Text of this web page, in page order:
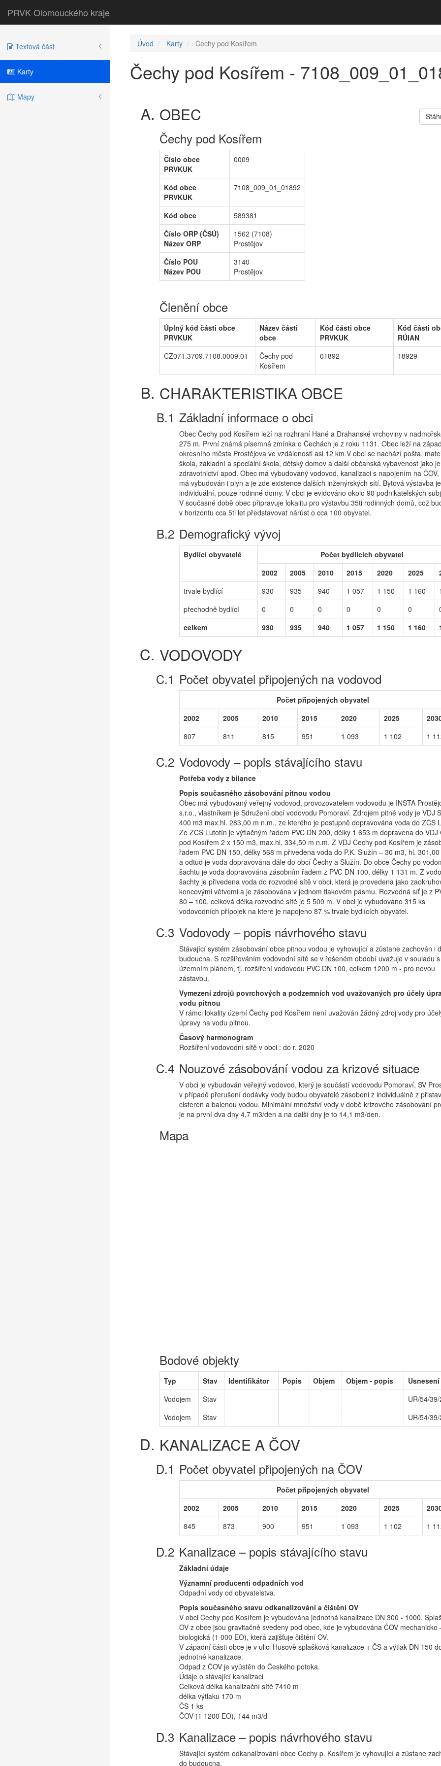
PRVK Olomouckého kraje
Textová část
Karty
Mapy
Úvod Karty Čechy pod Kosířem
Čechy pod Kosířem -
OBEC
Čechy pod Kosířem
Číslo obce
PRVKUK
0009
Kód obce
PRVKUK
7108_009_01_01892
Kód obce
589381
Číslo ORP (ČSÚ)
Název ORP
1562 (7108)
Prostějov
Číslo POU
Název POU
3140
Prostějov
Členění obce
Úplný kód části obce
PRVKUK
Název části
obce
Kód části obce
PRVKUK
Kód části
RÚIAN
CZ071.3709.7108.0009.01
Čechy pod
Kosířem
01892 18929
CHARAKTERISTIKA OBCE
Základní informace o obci
Obec Čechy pod Kosířem leží na rozhraní Hané a Drahanské vrchoviny v
275 m. První známá písemná zmínka o Čechách je z roku 1131. Obec leží na
okresního města Prostějova ve vzdálenosti asi 12 km.V obci se nachází pošta,
škola, základní a speciální škola, dětský domov a další občanská vybavenost jako
zdravotnictví apod. Obec má vybudovaný vodovod, kanalizaci s napojením na
má vybudován i plyn a je zde existence dalších inženýrských sítí. Bytová výstavba je
individuální, pouze rodinné domy. V obci je evidováno okolo 90 podnikatelských
V současné době obec připravuje lokalitu pro výstavbu 35ti rodinných domů, což
v horizontu cca 5ti let představovat nárůst o cca 100 obyvatel.
Demografický vývoj
Bydlící obyvatelé
Počet bydlících obyvatel
2002
2005 2010 2015 2020 2025
trvale bydlící
930 935 940 1 057 1 150 1 160
přechodně bydlící
0 0 0 0 0 0
celkem
930 935 940 1 057 1 150 1 160
VODOVODY
Počet obyvatel připojených na vodovod
Počet připojených obyvatel
2002
2005 2010 2015 2020 2025
807
811 815 951 1 093 1 102 1
Vodovody – popis stávajícího stavu
Potřeba vody z bilance
Popis současného zásobování pitnou vodou
Obec má vybudovaný veřejný vodovod, provozovatelem vodovodu je INSTA
s.r.o., vlastníkem je Sdružení obcí vodovodu Pomoraví. Zdrojem pitné vody je VDJ
400 m3 max.hl. 283,00 m n.m., ze kterého je postupně dopravována voda do ZČS
Ze ZČS Lutotín je výtlačným řadem PVC DN 200, délky 1 653 m dopravena do VDJ
pod Kosířem 2 x 150 m3, max.hl. 334,50 m n.m. Z VDJ Čechy pod Kosířem je
řadem PVC DN 150, délky 568 m přivedena voda do P.K. Služín – 30 m3, hl.
a odtud je voda dopravována dále do obcí Čechy a Služín. Do obce Čechy po
šachtu je voda dopravována zásobním řadem z PVC DN 100, délky 1 131 m. Z
šachty je přivedena voda do rozvodné sítě v obci, která je provedena jako
koncovými větvemi a je zásobována v jednom tlakovém pásmu. Rozvodná síť je z
80 – 100, celková délka rozvodné sítě je 5 500 m. V obci je vybudováno 315 ks
vodovodních přípojek na které je napojeno 87 % trvale bydlících obyvatel.
Vodovody – popis návrhového stavu
Stávající systém zásobování obce pitnou vodou je vyhovující a zůstane zachován i
budoucna. S rozšiřováním vodovodní sítě se v řešeném období uvažuje v souladu s
územním plánem, tj. rozšíření vodovodu PVC DN 100, celkem 1200 m - pro novou
zástavbu.
Vymezení zdrojů povrchových a podzemních vod uvažovaných pro účely
vodu pitnou
V rámci lokality území Čechy pod Kosířem není uvažován žádný zdroj vody pro
úpravy na vodu pitnou.
Časový harmonogram
Rozšíření vodovodní sítě v obci : do r. 2020
Nouzové zásobování vodou za krizové situace
V obci je vybudován veřejný vodovod, který je součástí vodovodu Pomoraví, SV
v případě přerušení dodávky vody budou obyvatelé zásobeni z individuálně z
cisteren a balenou vodou. Minimální množství vody v době krizového zásobování
je na první dva dny 4,7 m3/den a na další dny je to 14,1 m3/den.
Mapa
Bodové objekty
Typ Stav Identifikátor Popis Objem Objem - popis
Usnesení
Vodojem
Stav
UR/54/
Vodojem
Stav UR/54/
KANALIZACE A ČOV
Počet obyvatel připojených na ČOV
Počet připojených obyvatel
2002
2005 2010 2015 2020 2025
845
873 900 951 1 093 1 102 1
Kanalizace – popis stávajícího stavu
Základní údaje
Významní producenti odpadních vod
Odpadní vody od obyvatelstva.
Popis současného stavu odkanalizování a čištění OV
V obci Čechy pod Kosířem je vybudována jednotná kanalizace DN 300 - 1000.
OV z obce jsou gravitačně svedeny pod obec, kde je vybudována ČOV mechanicko
biologická (1 000 EO), která zajišťuje čištění OV.
V západní části obce je v ulici Husově splašková kanalizace + ČS a výtlak DN 150
jednotné kanalizace.
Odpad z ČOV je vyůstěn do Českého potoka.
Údaje o stávající kanalizaci
Celková délka kanalizační sítě 7410 m
délka výtlaku 170 m
ČS 1 ks
ČOV (1 1200 EO), 144 m3/d
Kanalizace – popis návrhového stavu
Stávající systém odkanalizování obce Čechy p. Kosířem je vyhovující a zůstane
do budoucna.